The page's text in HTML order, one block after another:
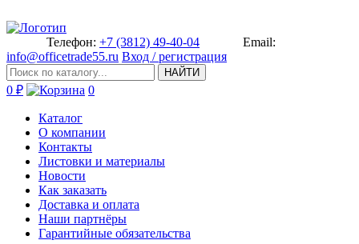
Телефон: +7 (3812) 49-40-04
Email:
info@officetrade55.ru Вход / регистрация
НАЙТИ
0 ₽ 0
Каталог
О компании
Контакты
Листовки и материалы
Новости
Как заказать
Доставка и оплата
Наши партнёры
Гарантийные обязательства